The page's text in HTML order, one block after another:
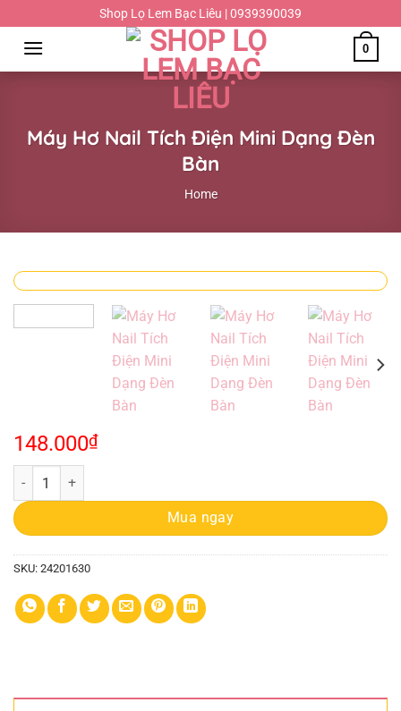
đến
dung
Shop Lọ Lem Bạc Liêu | 0939390039
0
Máy Hơ Nail Tích Điện Mini Dạng Đèn
Bàn
Home
148.000₫
Máy Hơ Nail Tích Điện Mini Dạng Đèn Bàn quantity
Mua ngay
SKU: 24201630